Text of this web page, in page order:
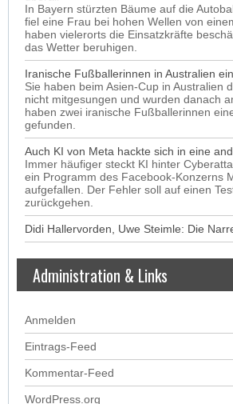
In Bayern stürzten Bäume auf die
fiel eine Frau bei hohen Wellen von
haben vielerorts die Einsatzkräfte
das Wetter beruhigen.
Iranische Fußballerinnen in Australien
Sie haben beim Asien-Cup in Australien
nicht mitgesungen und wurden danach
haben zwei iranische Fußballerinnen
gefunden.
Auch KI von Meta hackte sich in eine
Immer häufiger steckt KI hinter
ein Programm des Facebook-Konzerns
aufgefallen. Der Fehler soll auf einen
zurückgehen.
Didi Hallervorden, Uwe Steimle: Die
Administration & Links
Anmelden
Eintrags-Feed
Kommentar-Feed
WordPress.org